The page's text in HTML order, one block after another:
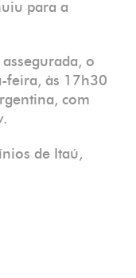
para a
o
feira, às 17h30
com
de Itaú,